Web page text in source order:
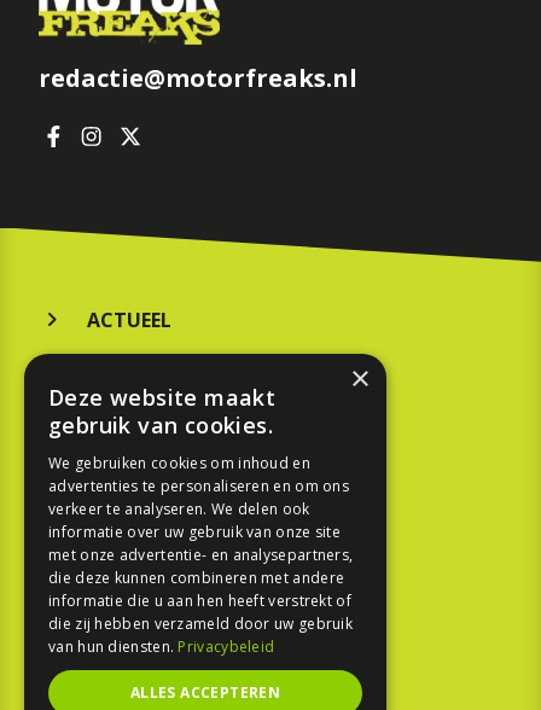
redactie@motorfreaks.nl
ACTUEEL
KOOPGIDS
TESTEN
SPORT
REPORTAGE
TOUREN
NIEUWSBRIEF
×
Deze website maakt
gebruik van cookies.
We gebruiken cookies om inhoud en
advertenties te personaliseren en om ons
verkeer te analyseren. We delen ook
informatie over uw gebruik van onze site
met onze advertentie- en analysepartners,
die deze kunnen combineren met andere
informatie die u aan hen heeft verstrekt of
die zij hebben verzameld door uw gebruik
van hun diensten. Privacybeleid
ALLES ACCEPTEREN